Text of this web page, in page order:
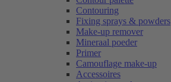
Contouring
Fixing sprays & powders
Make-up remover
Mineraal poeder
Primer
Camouflage make-up
Accessoires